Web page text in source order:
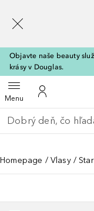
Objavte naše beauty
krásy v Douglas.
MenuOtvoriť menuDo môjho
Choď späť
Vykonajte vyhľadávanie
Homepage Vlasy